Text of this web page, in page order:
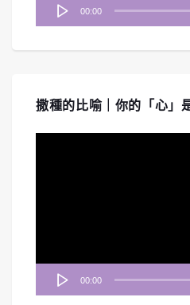
00:00
撒種的比喻｜你的「心」
00:00